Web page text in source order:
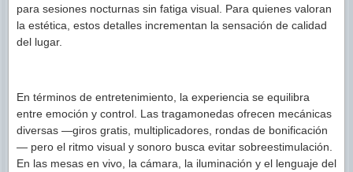
para sesiones nocturnas sin fatiga visual. Para quienes valoran
la estética, estos detalles incrementan la sensación de calidad
del lugar.
En términos de entretenimiento, la experiencia se equilibra
entre emoción y control. Las tragamonedas ofrecen mecánicas
diversas —giros gratis, multiplicadores, rondas de bonificación
— pero el ritmo visual y sonoro busca evitar sobreestimulación.
En las mesas en vivo, la cámara, la iluminación y el lenguaje del